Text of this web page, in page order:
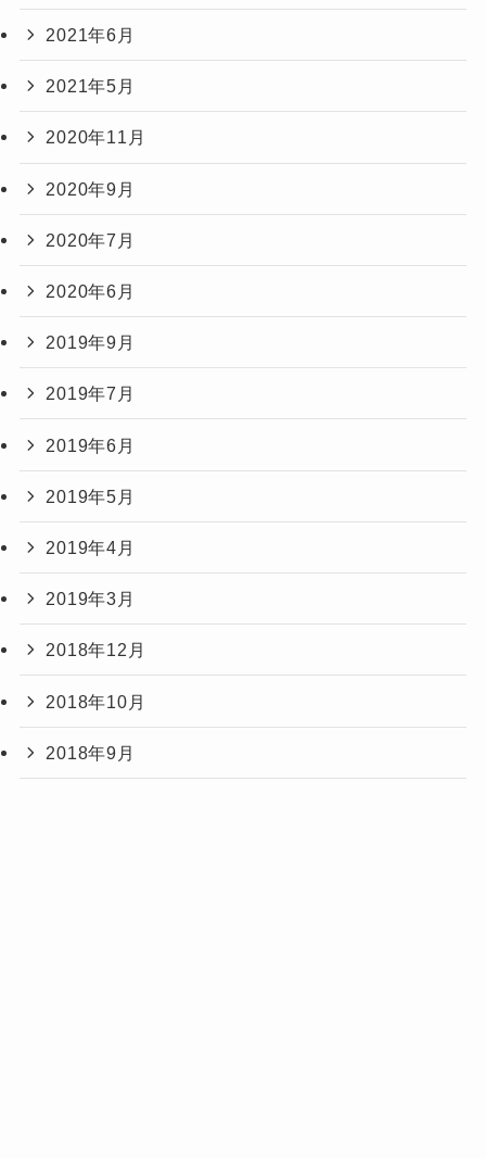
2021年6月
2021年5月
2020年11月
2020年9月
2020年7月
2020年6月
2019年9月
2019年7月
2019年6月
2019年5月
2019年4月
2019年3月
2018年12月
2018年10月
2018年9月